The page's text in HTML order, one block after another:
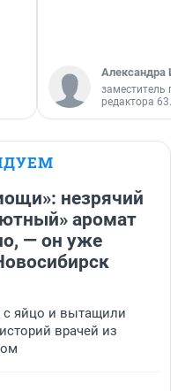
Александра
заместитель
редактора 63.RU
незрячий
аромат
— он уже
с яйцо и вытащили
врачей из